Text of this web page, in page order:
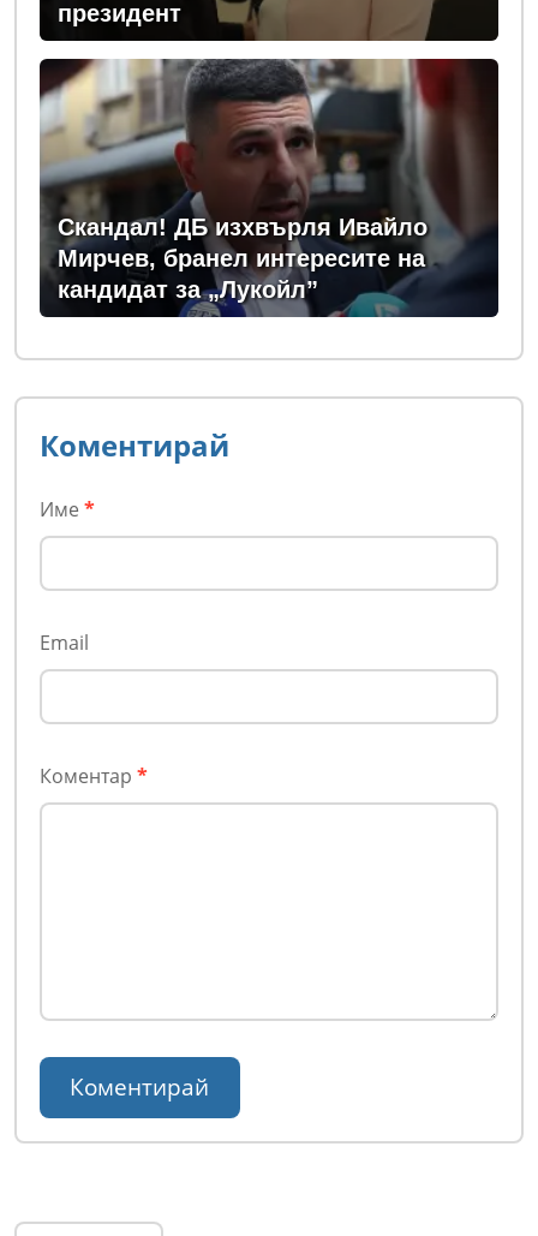
президент
Скандал! ДБ изхвърля Ивайло
Мирчев, бранел интересите на
кандидат за „Лукойл”
Коментирай
Име *
Email
Коментар *